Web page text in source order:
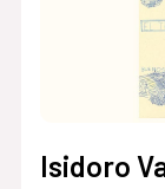
Isidoro